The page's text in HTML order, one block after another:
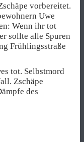
vorbereitet.
Uwe
Wenn ihr tot
sollte alle Spuren
Frühlingsstraße
tot. Selbstmord
Zschäpe
des